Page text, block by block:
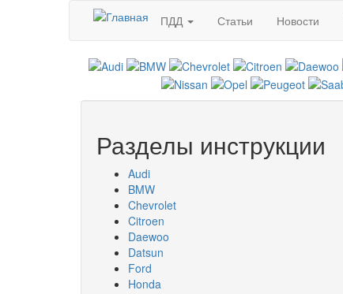
Перейти к основному содержанию
ПДД
Статьи Новости
Разделы инструкции
Audi
BMW
Chevrolet
Citroen
Daewoo
Datsun
Ford
Honda